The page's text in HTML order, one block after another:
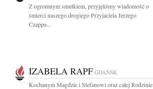
Z ogromnym smutkiem, przyjęliśmy wiadomość o
śmierci naszego drogiego Przyjaciela Jerzego
Czappa...
IZABELA RAPF GDAŃSK
Kochanym Magdzie i Stefanowi oraz całej Rodzinie